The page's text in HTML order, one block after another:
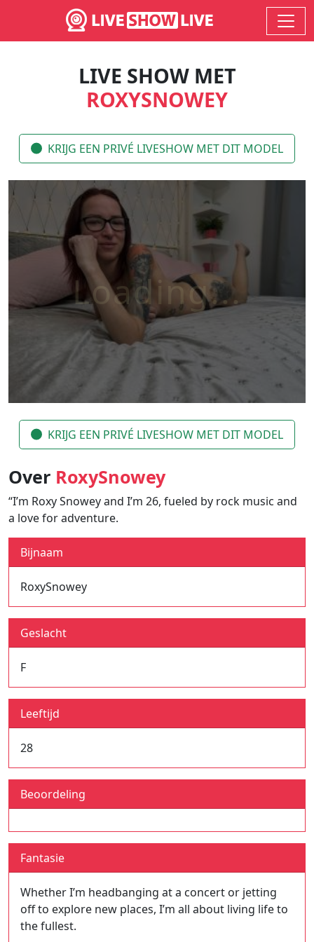
LIVE SHOW MET
ROXYSNOWEY
KRIJG EEN PRIVÉ LIVESHOW MET DIT MODEL
KRIJG EEN PRIVÉ LIVESHOW MET DIT MODEL
Over RoxySnowey
“I’m Roxy Snowey and I’m 26, fueled by rock music and
a love for adventure.
Bijnaam
RoxySnowey
Geslacht
F
Leeftijd
28
Beoordeling
Fantasie
Whether I’m headbanging at a concert or jetting
off to explore new places, I’m all about living life to
the fullest.